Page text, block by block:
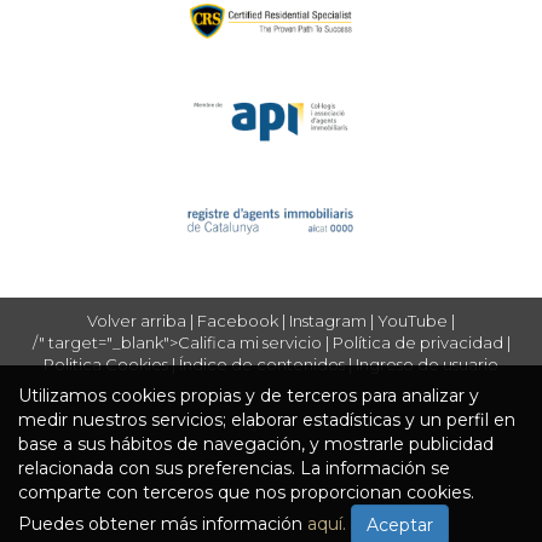
contactando a Mª Jose Escudero hoy mismo.
Volver arriba | Facebook | Instagram | YouTube |
/" target="_blank">Califica mi servicio | Política de privacidad |
Politica Cookies|Índice de contenidos|Ingreso de usuario
Utilizamos cookies propias y de terceros para analizar y
medir nuestros servicios; elaborar estadísticas y un perfil en
base a sus hábitos de navegación, y mostrarle publicidad
relacionada con sus preferencias. La información se
comparte con terceros que nos proporcionan cookies.
Puedes obtener más información aquí. Aceptar